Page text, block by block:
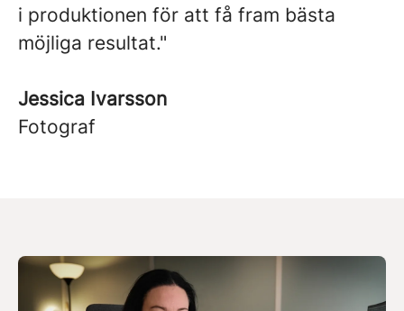
i produktionen för att få fram bästa
möjliga resultat."
Jessica Ivarsson
Fotograf